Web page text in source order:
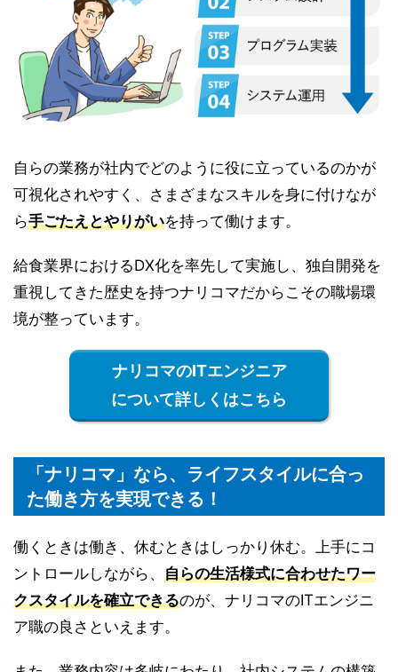
自らの業務が社内でどのように役に立っているのかが
可視化されやすく、さまざまなスキルを身に付けなが
ら手ごたえとやりがいを持って働けます。
給食業界におけるDX化を率先して実施し、独自開発を
重視してきた歴史を持つナリコマだからこその職場環
境が整っています。
ナリコマのITエンジニア
について詳しくはこちら
「ナリコマ」なら、ライフスタイルに合っ
た働き方を実現できる！
働くときは働き、休むときはしっかり休む。上手にコ
ントロールしながら、 自らの生活様式に合わせたワー
クスタイルを確立できるのが、ナリコマのITエンジニ
ア職の良さといえます。